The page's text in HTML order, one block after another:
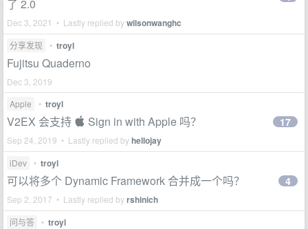
了 2.0
Dec 3, 2021 • Lastly replied bywilsonwanghc
分享发现 • troyl
Fujitsu Quaderno
Dec 3, 2019
Apple
• troyl
V2EX 会支持  Sign in with Apple 吗？
Sep 24, 2019 • Lastly replied byhellojay
17
iDev • troyl
可以将多个 Dynamic Framework 合并成一个吗？
Sep 2, 2017 • Lastly replied byrshinich
4
问与答 • troyl